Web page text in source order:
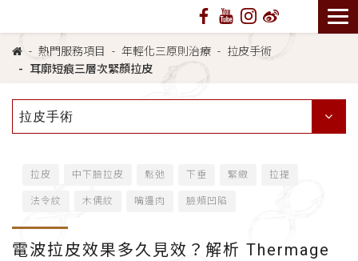
熱門服務項目 年輕化三原則治療
拉皮手術
耳廓短痕三層次緊顏拉皮
拉皮手術
拉皮 中下臉拉皮 鬆弛 下垂 緊緻 拉提
法令紋 木偶紋 嘴邊肉 臉頰凹陷
電波拉皮效果多久見效？解析 Thermage